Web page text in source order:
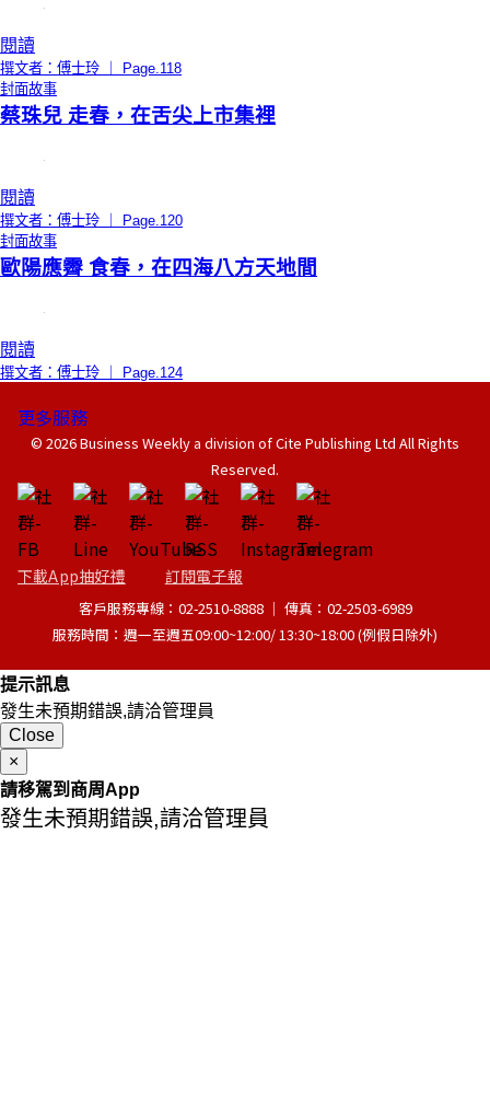
閱讀
撰文者：傅士玲 ｜ Page.118
封面故事
蔡珠兒 走春，在舌尖上市集裡
閱讀
撰文者：傅士玲 ｜ Page.120
封面故事
歐陽應霽 食春，在四海八方天地間
閱讀
撰文者：傅士玲 ｜ Page.124
更多服務
© 2026 Business Weekly a division of Cite Publishing Ltd All Rights
Reserved.
下載App抽好禮 訂閱電子報
客戶服務專線：02-2510-8888 │ 傳真：02-2503-6989
服務時間：週一至週五09:00~12:00/ 13:30~18:00 (例假日除外)
提示訊息
發生未預期錯誤,請洽管理員
Close
×
請移駕到商周App
發生未預期錯誤,請洽管理員